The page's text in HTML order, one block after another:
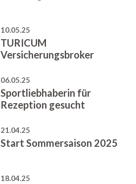
10.05.25
TURICUM
Versicherungsbroker
06.05.25
Sportliebhaberin für
Rezeption gesucht
21.04.25
Start Sommersaison 2025
18.04.25